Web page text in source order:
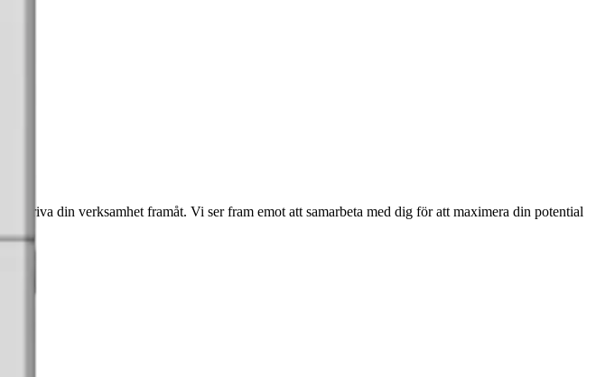
driva din verksamhet framåt. Vi ser fram emot att samarbeta med dig för att maximera din potential